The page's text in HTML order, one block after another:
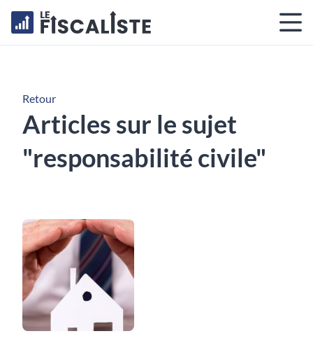
Retour
Articles sur le sujet
"responsabilité civile"